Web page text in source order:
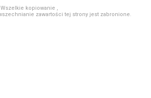
kopiowanie ,
zawartości tej strony jest zabronione.